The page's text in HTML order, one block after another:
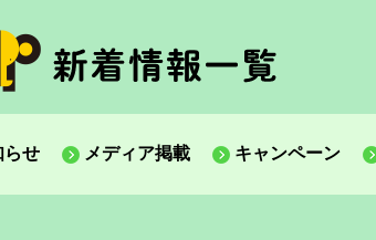
らせ メディア掲載 キャンペーン